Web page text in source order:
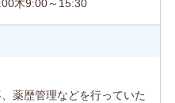
木9:00～15:30
薬歴管理などを行っていた